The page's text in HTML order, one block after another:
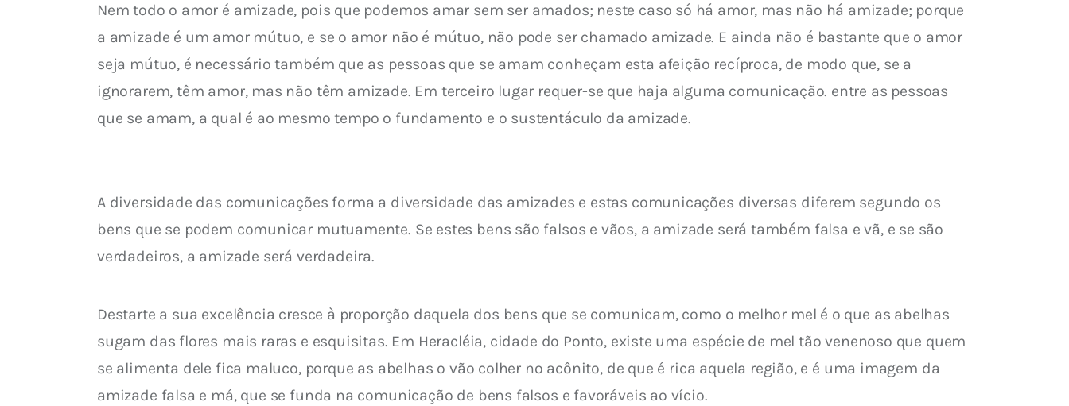
Nem todo o amor é amizade, pois que podemos amar sem ser amados; neste caso só há amor, mas não há amizade; porque
a amizade é um amor mútuo, e se o amor não é mútuo, não pode ser chamado amizade. E ainda não é bastante que o amor
seja mútuo, é necessário também que as pessoas que se amam conheçam esta afeição recíproca, de modo que, se a
ignorarem, têm amor, mas não têm amizade. Em terceiro lugar requer-se que haja alguma comunicação. entre as pessoas
que se amam, a qual é ao mesmo tempo o fundamento e o sustentáculo da amizade.
A diversidade das comunicações forma a diversidade das amizades e estas comunicações diversas diferem segundo os
bens que se podem comunicar mutuamente. Se estes bens são falsos e vãos, a amizade será também falsa e vã, e se são
verdadeiros, a amizade será verdadeira.
Destarte a sua excelência cresce à proporção daquela dos bens que se comunicam, como o melhor mel é o que as abelhas
sugam das flores mais raras e esquisitas. Em Heracléia, cidade do Ponto, existe uma espécie de mel tão venenoso que quem
se alimenta dele fica maluco, porque as abelhas o vão colher no acônito, de que é rica aquela região, e é uma imagem da
amizade falsa e má, que se funda na comunicação de bens falsos e favoráveis ao vício.